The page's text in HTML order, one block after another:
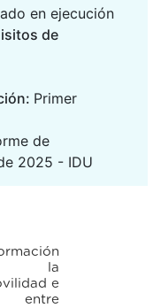
en ejecución
de
Primer
de
2025 - IDU
la
e
entre